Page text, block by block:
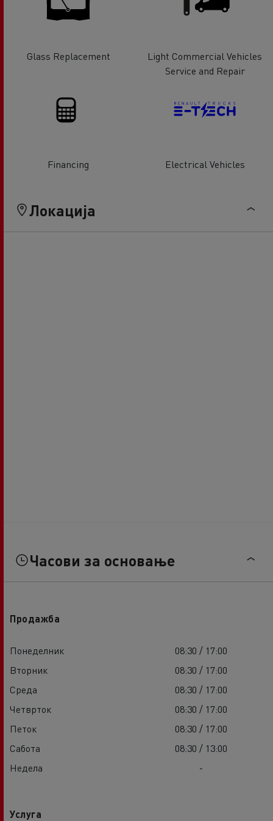
Glass Replacement
Light Commercial Vehicles
Service and Repair
Financing Electrical Vehicles
Локација
Часови за основање
Продажба
Понеделник
08:30 / 17:00
Вторник
08:30 / 17:00
Среда
08:30 / 17:00
Четврток
08:30 / 17:00
Петок
08:30 / 17:00
Сабота
08:30 / 13:00
Недела
-
Услуга